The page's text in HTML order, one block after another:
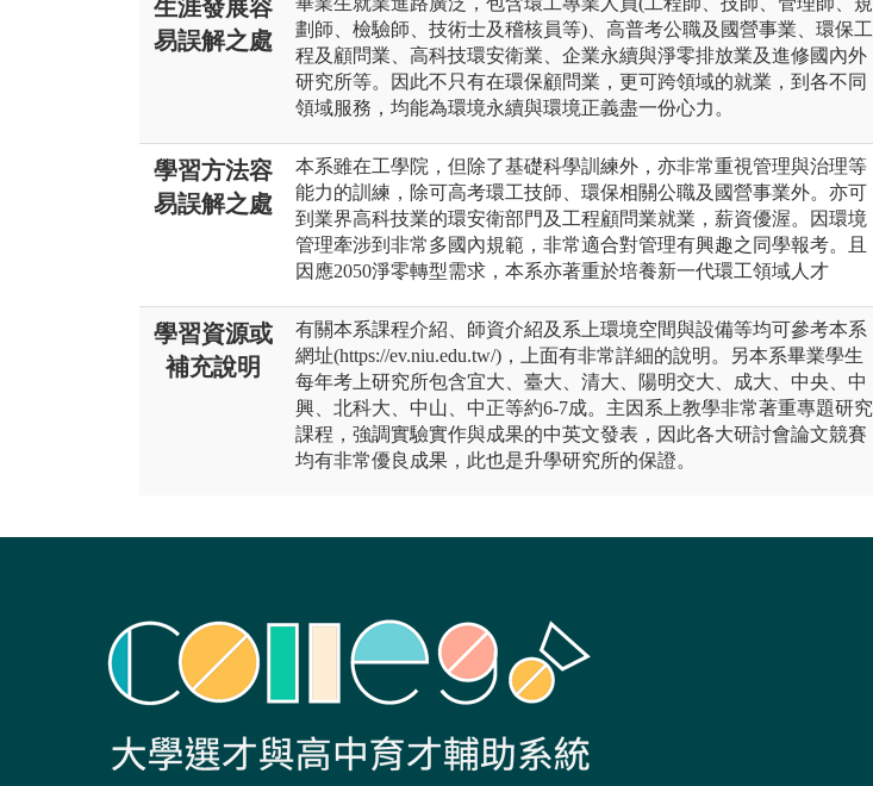
生涯發展容
易誤解之處
劃師、檢驗師、技術士及稽核員等)、高普考公職及國營事業、環保工
程及顧問業、高科技環安衛業、企業永續與淨零排放業及進修國內外
研究所等。因此不只有在環保顧問業，更可跨領域的就業，到各不同
領域服務，均能為環境永續與環境正義盡一份心力。
學習方法容
易誤解之處
本系雖在工學院，但除了基礎科學訓練外，亦非常重視管理與治理等
能力的訓練，除可高考環工技師、環保相關公職及國營事業外。亦可
到業界高科技業的環安衛部門及工程顧問業就業，薪資優渥。因環境
管理牽涉到非常多國內規範，非常適合對管理有興趣之同學報考。且
因應2050淨零轉型需求，本系亦著重於培養新一代環工領域人才
學習資源或
補充說明
有關本系課程介紹、師資介紹及系上環境空間與設備等均可參考本系
網址(https://ev.niu.edu.tw/)，上面有非常詳細的說明。另本系畢業學生
每年考上研究所包含宜大、臺大、清大、陽明交大、成大、中央、中
興、北科大、中山、中正等約6-7成。主因系上教學非常著重專題研究
課程，強調實驗實作與成果的中英文發表，因此各大研討會論文競賽
均有非常優良成果，此也是升學研究所的保證。